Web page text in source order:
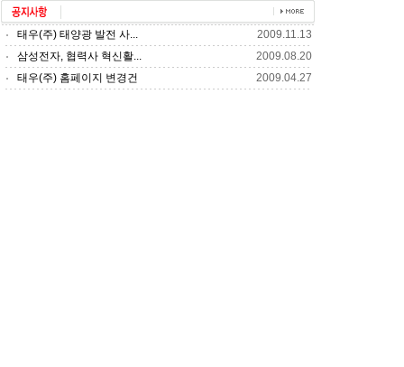
태우(주) 태양광 발전 사...
2009.11.13
삼성전자, 협력사 혁신활...
2009.08.20
태우(주) 홈페이지 변경건
2009.04.27